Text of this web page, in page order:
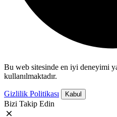
Bu web sitesinde en iyi deneyimi
kullanılmaktadır.
Gizlilik Politikası Kabul
Bizi Takip Edin